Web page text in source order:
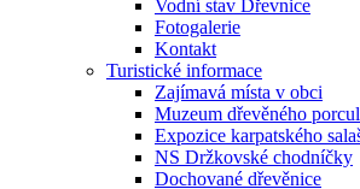
Vodní stav Dřevnice
Fotogalerie
Kontakt
Turistické informace
Zajímavá místa v obci
Muzeum dřevěného
Expozice karpatského
NS Držkovské chodníčky
Dochované dřevěnice